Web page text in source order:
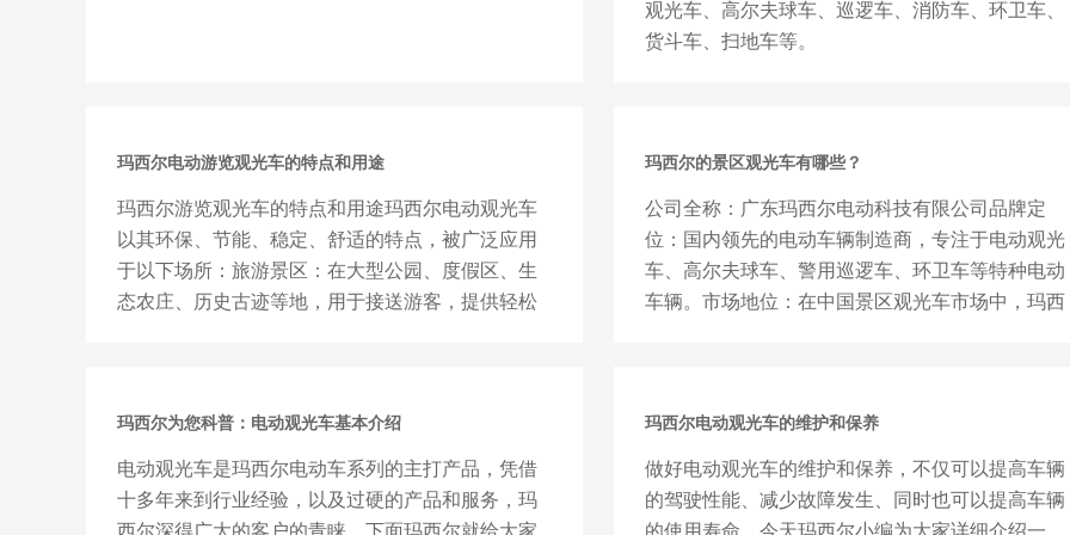
观光车、高尔夫球车、巡逻车、消防车、环卫车、
货斗车、扫地车等。
玛西尔电动游览观光车的特点和用途
玛西尔游览观光车的特点和用途玛西尔电动观光车
以其环保、节能、稳定、舒适的特点，被广泛应用
于以下场所：旅游景区：在大型公园、度假区、生
态农庄、历史古迹等地，用于接送游客，提供轻松
玛西尔的景区观光车有哪些？
公司全称：广东玛西尔电动科技有限公司品牌定
位：国内领先的电动车辆制造商，专注于电动观光
车、高尔夫球车、警用巡逻车、环卫车等特种电动
车辆。市场地位：在中国景区观光车市场中，玛西
玛西尔为您科普：电动观光车基本介绍
电动观光车是玛西尔电动车系列的主打产品，凭借
十多年来到行业经验，以及过硬的产品和服务，玛
玛西尔电动观光车的维护和保养
做好电动观光车的维护和保养，不仅可以提高车辆
的驾驶性能、减少故障发生、同时也可以提高车辆